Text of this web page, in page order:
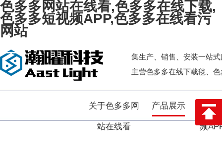
色多多网站在线看,色多多在线下载,
色多多短视频APP,色多多在线看污
网站
集生产、销售、安装一站式
主营色多多在线下载毯、
关于色多多网
站在线看
产品展示 色多
频